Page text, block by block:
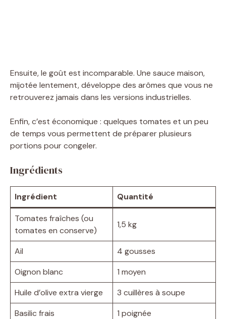
Ensuite, le goût est incomparable. Une sauce maison,
mijotée lentement, développe des arômes que vous ne
retrouverez jamais dans les versions industrielles.
Enfin, c’est économique : quelques tomates et un peu
de temps vous permettent de préparer plusieurs
portions pour congeler.
Ingrédients
Ingrédient Quantité
Tomates fraîches (ou
tomates en conserve)
1,5 kg
Ail
4 gousses
Oignon blanc
1 moyen
Huile d’olive extra vierge
3 cuillères à soupe
Basilic frais
1 poignée